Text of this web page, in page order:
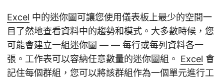
Excel 中的迷你圖可讓您使用儀表板上最少的空間一
目了然地查看資料中的趨勢和模式。大多數時候，您
可能會建立一組迷你圖 — — 每行或每列資料各一
張。工作表可以容納任意數量的迷你圖組。 Excel 會
記住每個群組，您可以將該群組作為一個單元進行工